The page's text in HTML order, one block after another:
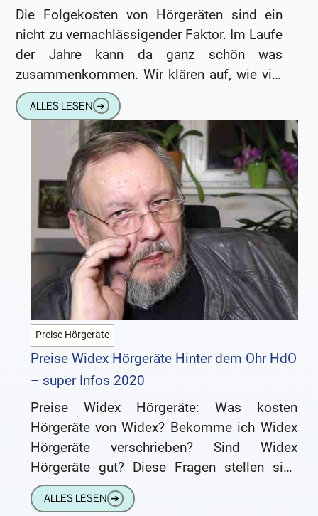
Die Folgekosten von Hörgeräten sind ein
nicht zu vernachlässigender Faktor. Im Laufe
der Jahre kann da ganz schön was
zusammenkommen. Wir klären auf, wie viel
das ist. Wenn Sie ein
ALLES LESEN ➔
Preise Hörgeräte
Preise Widex Hörgeräte Hinter dem Ohr HdO
– super Infos 2020
Preise Widex Hörgeräte: Was kosten
Hörgeräte von Widex? Bekomme ich Widex
Hörgeräte verschrieben? Sind Widex
Hörgeräte gut? Diese Fragen stellen sich
viele Schwerhörige, die gerade auf der Suche
nach einem
ALLES LESEN ➔